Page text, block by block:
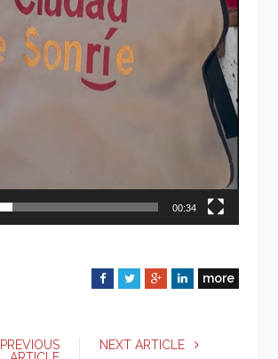
00:34
F
e
T
G
g
L
more
PREVIOUS
NEXT ARTICLE